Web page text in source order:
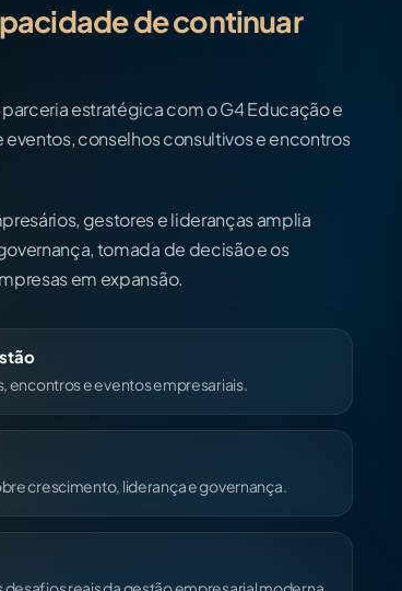
de continuar
estratégica com o G4 Educação e
conselhos consultivos e encontros
gestores e lideranças amplia
tomada de decisão e os
em expansão.
encontros e eventos empresariais.
crescimento, liderança e governança.